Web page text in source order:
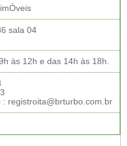
sala 04
às 12h e das 14h às 18h.
: registroita@brturbo.com.br